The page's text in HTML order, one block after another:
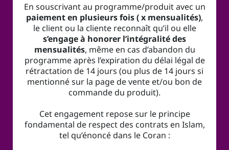
En souscrivant au programme/produit avec un
paiement en plusieurs fois ( x mensualités),
le client ou la cliente reconnaît qu’il ou elle
s’engage à honorer l’intégralité des
mensualités, même en cas d’abandon du
programme après l’expiration du délai légal de
rétractation de 14 jours (ou plus de 14 jours si
mentionné sur la page de vente et/ou bon de
commande du produit).
Cet engagement repose sur le principe
fondamental de respect des contrats en Islam,
tel qu’énoncé dans le Coran :